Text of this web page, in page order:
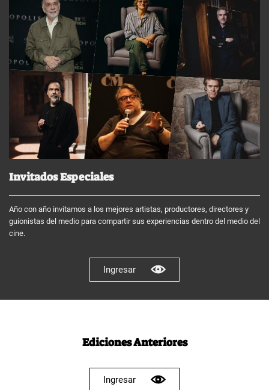
Invitados Especiales
Año con año invitamos a los mejores artistas, productores, directores y
guionistas del medio para compartir sus experiencias dentro del medio del
cine.
Ingresar
Ediciones Anteriores
Ingresar